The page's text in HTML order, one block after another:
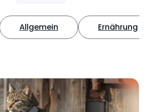
Allgemein Ernährung